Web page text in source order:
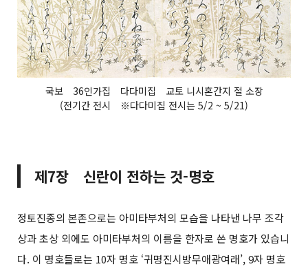
국보 36인가집 다다미집 교토 니시혼간지 절 소장
(전기간 전시 ※다다미집 전시는 5/2 ~ 5/21)
제7장 신란이 전하는 것-명호
정토진종의 본존으로는 아미타부처의 모습을 나타낸 나무 조각
상과 초상 외에도 아미타부처의 이름을 한자로 쓴 명호가 있습니
다. 이 명호들로는 10자 명호 ‘귀명진시방무애광여래’, 9자 명호